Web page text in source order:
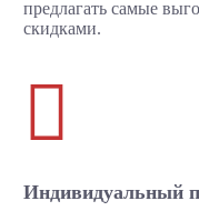
предлагать самые
скидками.

Индивидуальный